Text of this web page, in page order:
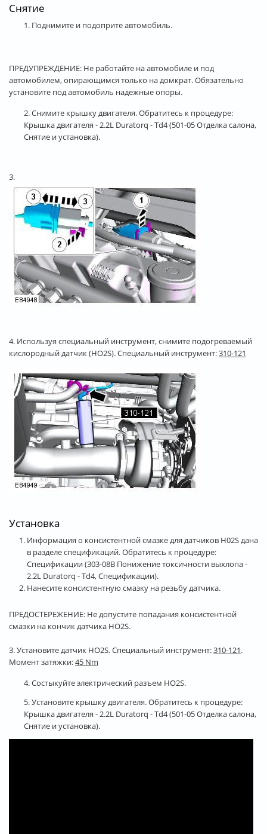
Снятие
1. Поднимите и подоприте автомобиль.
ПРЕДУПРЕЖДЕНИЕ: Не работайте на автомобиле и под
автомобилем, опирающимся только на домкрат. Обязательно
установите под автомобиль надежные опоры.
2. Снимите крышку двигателя. Обратитесь к процедуре:
Крышка двигателя - 2.2L Duratorq - Td4 (501-05 Отделка салона,
Снятие и установка).
3.
4. Используя специальный инструмент, снимите подогреваемый
кислородный датчик (HO2S). Специальный инструмент:310-121
Установка
Информация о консистентной смазке для датчиков H02S дана
в разделе спецификаций. Обратитесь к процедуре:
Спецификации (303-08B Понижение токсичности выхлопа -
2.2L Duratorq - Td4, Спецификации).
Нанесите консистентную смазку на резьбу датчика.
ПРЕДОСТЕРЕЖЕНИЕ: Не допустите попадания консистентной
смазки на кончик датчика HO2S.
3. Установите датчик HO2S. Специальный инструмент:310-121.
Момент затяжки:45 Nm
4. Состыкуйте электрический разъем HO2S.
5. Установите крышку двигателя. Обратитесь к процедуре:
Крышка двигателя - 2.2L Duratorq - Td4 (501-05 Отделка салона,
Снятие и установка).